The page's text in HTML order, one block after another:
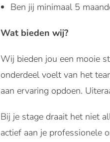
Ben jij minimaal 5
Wat bieden wij?
Wij bieden jou een mooie
onderdeel voelt van het
aan ervaring opdoen.
Bij je stage draait het niet
actief aan je professionele